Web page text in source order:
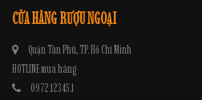
CỬA HÀNG RƯỢU NGOẠI
Quận Tân Phú, TP. Hồ Chí Minh
HOTLINE mua hàng
0972.12345.1